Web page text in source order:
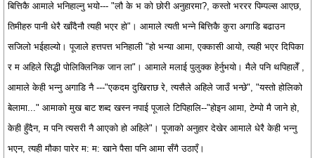
बित्तिकै आमाले भनिहाल्नु भयो--- "लौ के भ को छोरी अनुहारमा?, कस्तो भररर पिम्पल्स आएछ,
तिमीहरु पानी धेरै खाँदैनौ त्यही भएर हो"। आमाले त्यती भन्ने बित्तिकै कुरा अगाडि बढाउन
सजिलो भईहाल्यो। पूजाले हत्तपत्त भनिहाली "हो भन्या आमा, एक्कासी आयो, त्यही भएर दिपिका
र म अहिले सिद्धी पोलिक्लिनिक जान ला"। आमाले मलाई पुलुक्क हेर्नुभयो। मैले पनि थपिहालेँ ,
आमाले केही भन्नु अगाडि नै ---"एकदम दुखिराछ रे, त्यसैले अहिले जाउँ भन्छे", "यस्तो होलिको
बेलामा..." आमाको मुख बाट शब्द खस्न नपाई पूजाले टिपिहालि--"होइन आमा, टेम्पो मै जाने हो,
केही हुँदैन, म पनि त्यसरी नै आएको हो अहिले"। पूजाको अनुहार देखेर आमाले धेरै केही भन्नु
भएन, त्यही मौका पारेर म: म: खाने पैसा पनि आमा सँगै उठाएँ।